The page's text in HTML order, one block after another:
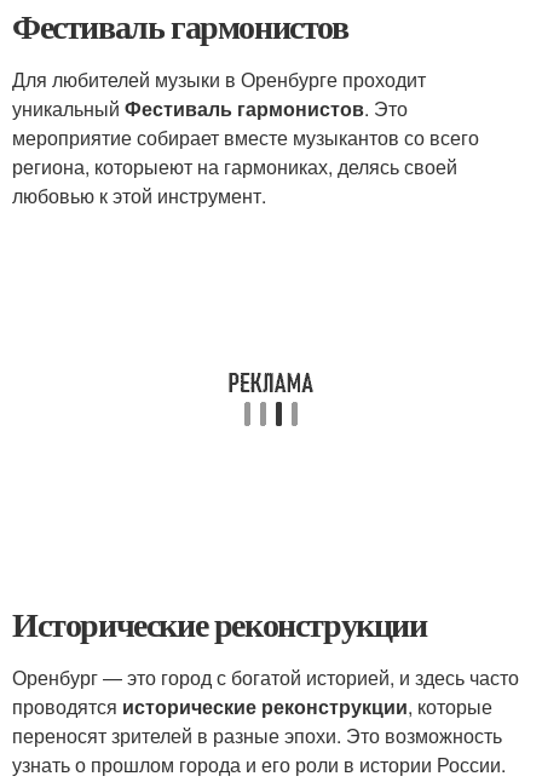
Фестиваль гармонистов
Для любителей музыки в Оренбурге проходит
уникальный Фестиваль гармонистов. Это
мероприятие собирает вместе музыкантов со всего
региона, которыеют на гармониках, делясь своей
любовью к этой инструмент.
Исторические реконструкции
Оренбург — это город с богатой историей, и здесь часто
проводятся исторические реконструкции, которые
переносят зрителей в разные эпохи. Это возможность
узнать о прошлом города и его роли в истории России.